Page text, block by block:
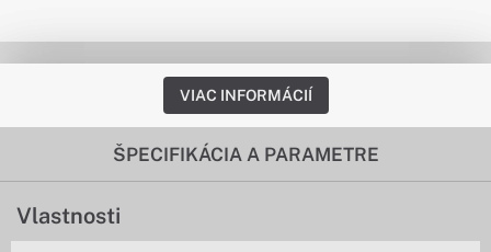
VIAC INFORMÁCIÍ
ŠPECIFIKÁCIA A PARAMETRE
Vlastnosti